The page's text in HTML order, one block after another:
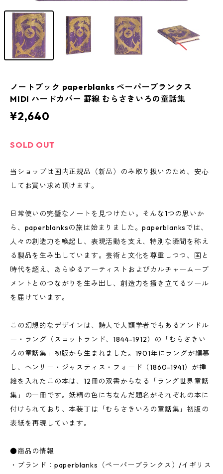
ノートブック paperblanks ペーパーブランクス
MIDI ハードカバー 罫線 むらさきいろの童話集
¥2,640
SOLD OUT
当ショップは国内正規品（新品）のみ取り扱いのため、安心
してお買い求め頂けます。
日常使いの完璧なノートを見つけたい。そんな1つの思いか
ら、paperblanksの旅は始まりました。paperblanksでは、
人々の創造力を喚起し、表現活動を支え、特別な瞬間を称え
る製品を生み出しています。芸術と文化を尊重しつつ、国と
時代を超え、あらゆるアーティストおよびカルチャームーブ
メントとのつながりを生み出し、創造力を掻き立てるツール
を届けています。
この幻想的なデザインは、詩人で人類学者でもあるアンドル
ー・ラング（スコットランド、1844-1912）の「むらさきい
ろの童話集」初版から生まれました。1901年にラングが編纂
し、ヘンリー・ジャスティス・フォード（1860-1941）が挿
絵を入れたこの本は、12冊の双書からなる「ラング世界童話
集」の一冊です。妖精の色にちなんだ題名がそれぞれの本に
付けられており、本装丁は「むらさきいろの童話集」初版の
表紙を再現しています。
●商品の情報
・ブランド：paperblanks（ペーパーブランクス）/イギリス